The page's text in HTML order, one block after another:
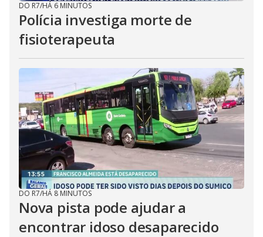
DO R7/HÁ 6 MINUTOS
Polícia investiga morte de
fisioterapeuta
DO R7/HÁ 8 MINUTOS
Nova pista pode ajudar a
encontrar idoso desaparecido